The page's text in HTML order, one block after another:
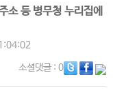
등 병무청 누리집에
소셜댓글: 0